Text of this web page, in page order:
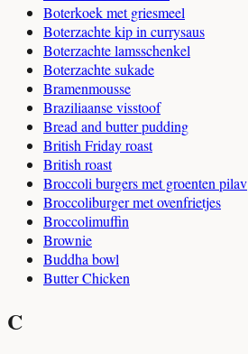
Boterkoek met griesmeel
Boterzachte kip in currysaus
Boterzachte lamsschenkel
Boterzachte sukade
Bramenmousse
Braziliaanse visstoof
Bread and butter pudding
British Friday roast
British roast
Broccoli burgers met groenten pilav
Broccoliburger met ovenfrietjes
Broccolimuffin
Brownie
Buddha bowl
Butter Chicken
C